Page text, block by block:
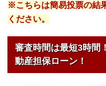
※こちらは簡易投票の結
ください。
審査時間は最短3時間
動産担保ローン！